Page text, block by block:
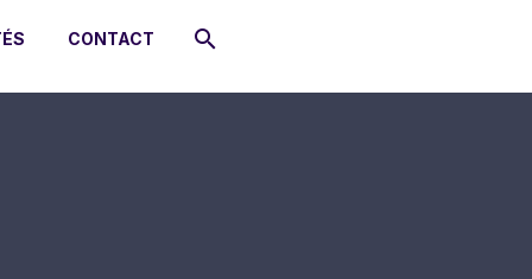
CONTACT